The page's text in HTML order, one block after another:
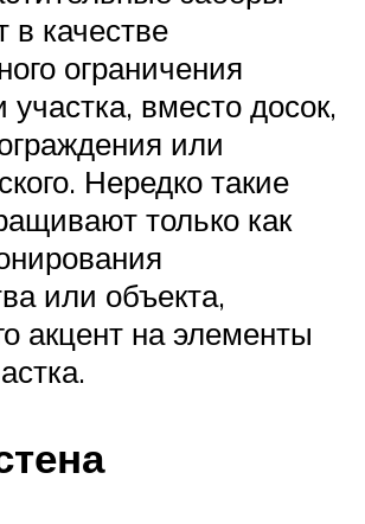
в качестве
ограничения
участка, вместо досок,
или
Нередко такие
только как
или объекта,
акцент на элементы